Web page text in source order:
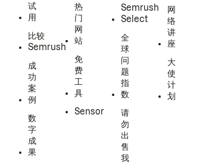
试
用
比较
Semrush
成
功
案
例
数
字
成
果
热
门
网
站
免
费
工
具
Sensor
Semrush
Select
全
球
问
题
指
数
请
勿
出
售
我
网
络
讲
座
大
使
计
划